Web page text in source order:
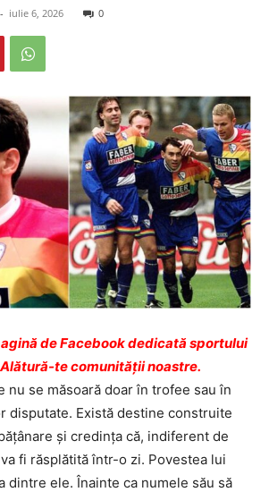
- iulie 6, 2026 0
de Facebook dedicată sportului
te comunității noastre.
nu se măsoară doar în trofee sau în
disputate. Există destine construite
și credința că, indiferent de
fi răsplătită într-o zi. Povestea lui
dintre ele. Înainte ca numele său să